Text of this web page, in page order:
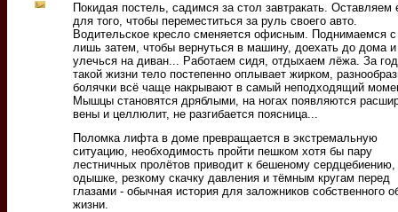
Покидая постель, садимся за стол завтракать. Оставляем
для того, чтобы переместиться за руль своего авто.
Водительское кресло сменяется офисным. Поднимаемся с
лишь затем, чтобы вернуться в машину, доехать до дома и
улечься на диван... Работаем сидя, отдыхаем лёжа. За
такой жизни тело постепенно оплывает жирком,
болячки всё чаще накрывают в самый неподходящий
Мышцы становятся дряблыми, на ногах появляются
вены и целлюлит, не разгибается поясница...
Поломка лифта в доме превращается в экстремальную
ситуацию, необходимость пройти пешком хотя бы пару
лестничных пролётов приводит к бешеному сердцебиению,
одышке, резкому скачку давления и тёмным кругам перед
глазами - обычная история для заложников собственного
жизни.